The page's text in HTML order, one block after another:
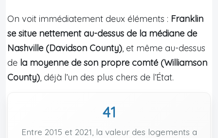
On voit immédiatement deux éléments : Franklin
se situe nettement au-dessus de la médiane de
Nashville (Davidson County), et même au-dessus
de la moyenne de son propre comté (Williamson
County), déjà l’un des plus chers de l’État.
41
Entre 2015 et 2021, la valeur des logements a